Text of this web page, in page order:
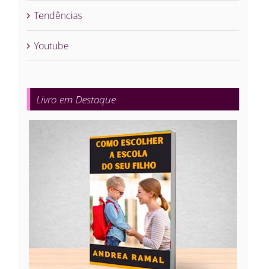
Tendências
Youtube
Livro em Destaque